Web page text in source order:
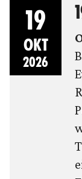
19
OKT
2026